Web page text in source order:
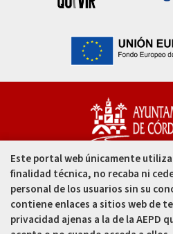
Capitulares, 1.
Córdoba - España
957 49 99 00
Este portal web únicamente
finalidad técnica, no recaba ni
personal de los usuarios sin su
contiene enlaces a sitios web de
privacidad ajenas a la de la AEPD